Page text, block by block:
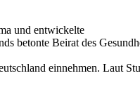
und entwickelte
betonte Beirat des
einnehmen. Laut